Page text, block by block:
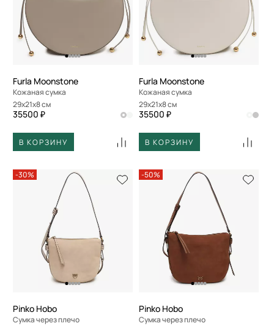
Furla Moonstone
Кожаная сумка
29x21x8 см
35500 ₽
В КОРЗИНУ
Furla Moonstone
Кожаная сумка
29x21x8 см
35500 ₽
В КОРЗИНУ
-30%
Pinko Hobo
Сумка через плечо
-50%
Pinko Hobo
Сумка через плечо